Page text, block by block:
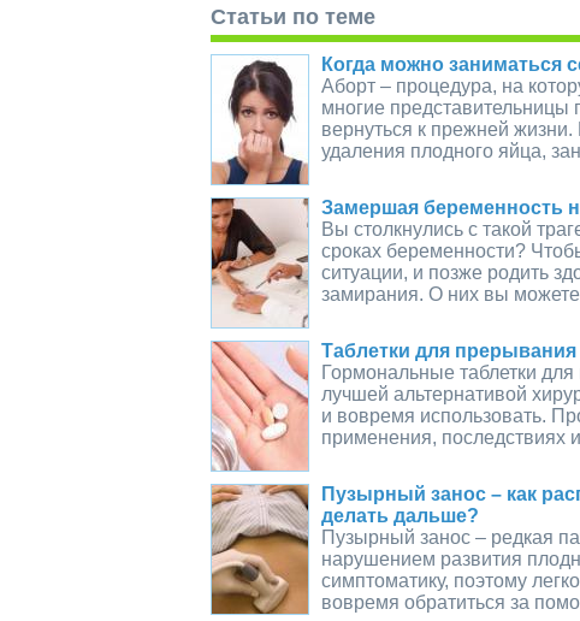
Статьи по теме
Когда можно заниматься
Аборт – процедура, на
многие представительницы
вернуться к прежней
удаления плодного яйца,
Замершая беременность
Вы столкнулись с такой
сроках беременности?
ситуации, и позже родить
замирания. О них вы
Таблетки для
Гормональные таблетки
лучшей альтернативой
и вовремя использовать.
применения, последствиях
Пузырный занос – как
делать дальше?
Пузырный занос – редкая
нарушением развития
симптоматику, поэтому
вовремя обратиться за